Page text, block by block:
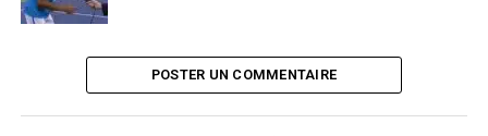
SUJETS ASSOCIÉS:
POSTER UN COMMENTAIRE